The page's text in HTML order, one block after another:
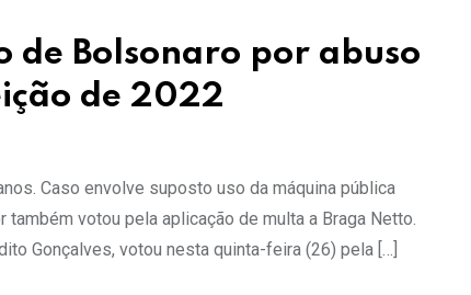
de Bolsonaro por abuso
de 2022
Caso envolve suposto uso da máquina pública
votou pela aplicação de multa a Braga Netto.
Gonçalves, votou nesta quinta-feira (26) pela […]